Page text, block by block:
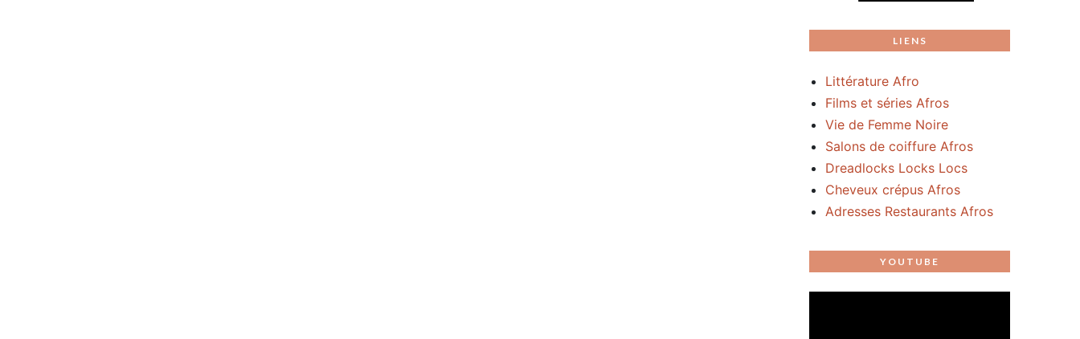
LIENS
Littérature Afro
Films et séries Afros
Vie de Femme Noire
Salons de coiffure Afros
Dreadlocks Locks Locs
Cheveux crépus Afros
Adresses Restaurants Afros
YOUTUBE